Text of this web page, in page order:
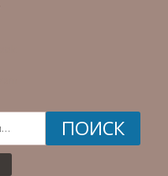
ПОИСК